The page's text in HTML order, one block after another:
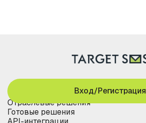
Отраслевые решения
Готовые решения
Вход/Регистрация